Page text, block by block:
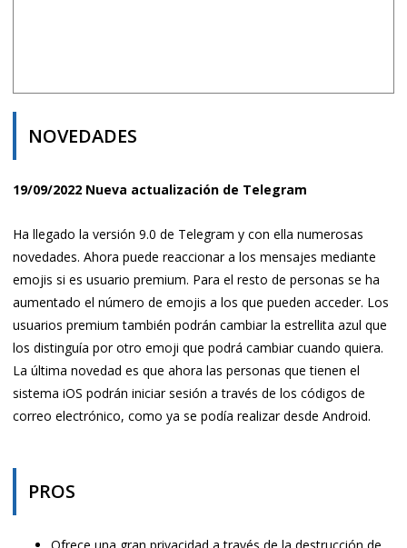
NOVEDADES
19/09/2022 Nueva actualización de Telegram
Ha llegado la versión 9.0 de Telegram y con ella numerosas
novedades. Ahora puede reaccionar a los mensajes mediante
emojis si es usuario premium. Para el resto de personas se ha
aumentado el número de emojis a los que pueden acceder. Los
usuarios premium también podrán cambiar la estrellita azul que
los distinguía por otro emoji que podrá cambiar cuando quiera.
La última novedad es que ahora las personas que tienen el
sistema iOS podrán iniciar sesión a través de los códigos de
correo electrónico, como ya se podía realizar desde Android.
PROS